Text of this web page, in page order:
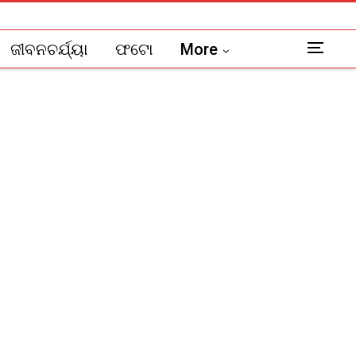
ଜୀବନଚର୍ଯ୍ୟା ଫଟୋ More